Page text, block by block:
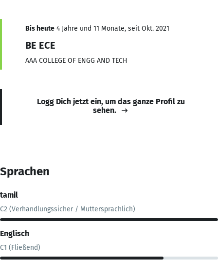
Bis heute 4 Jahre und 11 Monate, seit Okt. 2021
BE ECE
AAA COLLEGE OF ENGG AND TECH
Logg Dich jetzt ein, um das ganze Profil zu
sehen.
Sprachen
tamil
C2 (Verhandlungssicher / Muttersprachlich)
Englisch
C1 (Fließend)